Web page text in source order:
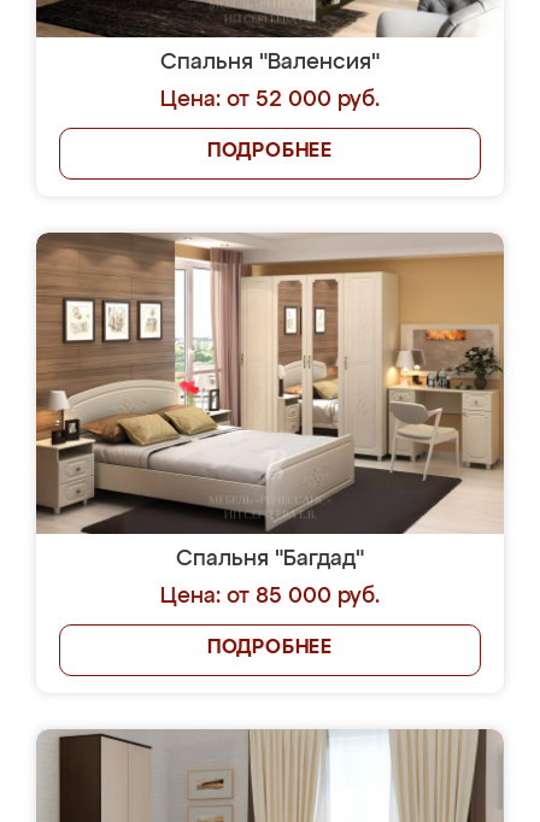
Спальня "Валенсия"
Цена: от 52 000 руб.
ПОДРОБНЕЕ
Спальня "Багдад"
Цена: от 85 000 руб.
ПОДРОБНЕЕ